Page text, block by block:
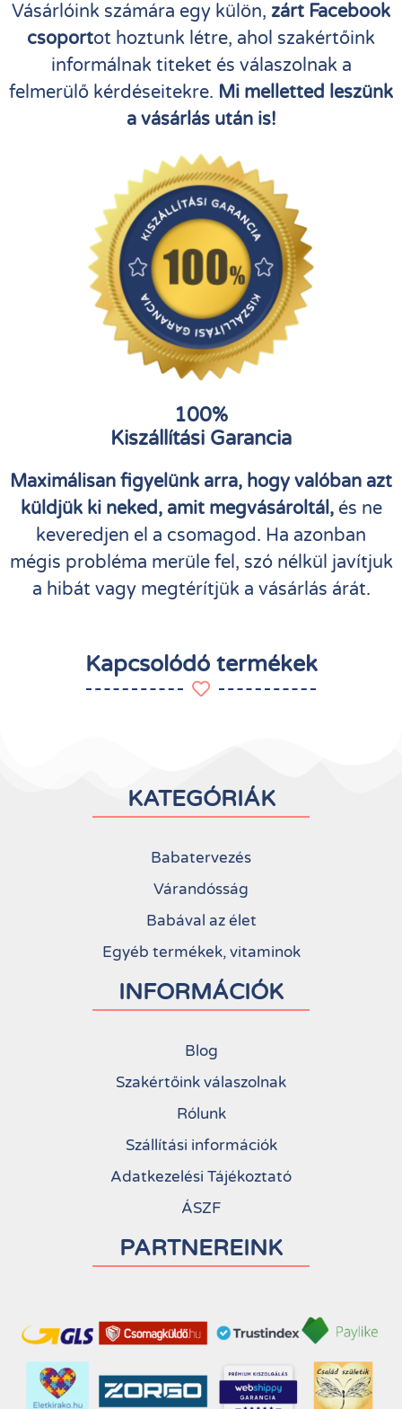
Vásárlóink számára egy külön, zárt Facebook
csoportot hoztunk létre, ahol szakértőink
informálnak titeket és válaszolnak a
felmerülő kérdéseitekre. Mi melletted leszünk
a vásárlás után is!
100%
Kiszállítási Garancia
Maximálisan figyelünk arra, hogy valóban azt
küldjük ki neked, amit megvásároltál, és ne
keveredjen el a csomagod. Ha azonban
mégis probléma merüle fel, szó nélkül javítjuk
a hibát vagy megtérítjük a vásárlás árát.
Kapcsolódó termékek
KATEGÓRIÁK
Babatervezés
Várandósság
Babával az élet
Egyéb termékek, vitaminok
INFORMÁCIÓK
Blog
Szakértőink válaszolnak
Rólunk
Szállítási információk
Adatkezelési Tájékoztató
ÁSZF
PARTNEREINK